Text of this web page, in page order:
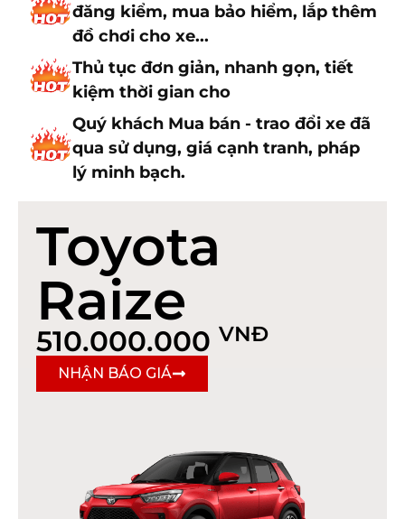
đăng kiểm, mua bảo hiểm, lắp thêm
đồ chơi cho xe...
Thủ tục đơn giản, nhanh gọn, tiết
kiệm thời gian cho
Quý khách Mua bán - trao đổi xe đã
qua sử dụng, giá cạnh tranh, pháp
lý minh bạch.
Toyota
Raize
510.000.000 VNĐ
NHẬN BÁO GIÁ